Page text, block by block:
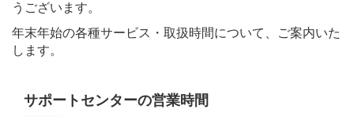
うございます。
年末年始の各種サービス・取扱時間について、ご案内いた
します。
サポートセンターの営業時間